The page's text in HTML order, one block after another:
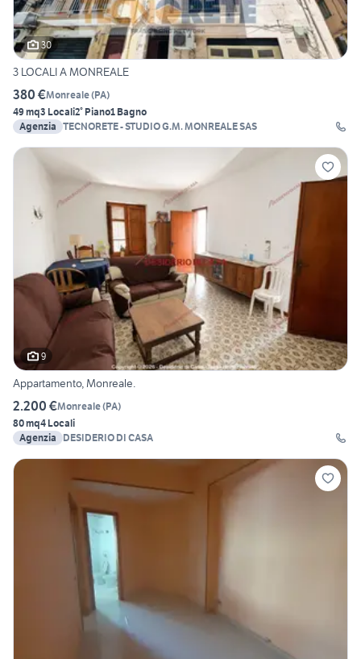
30
3 LOCALI A MONREALE
380 €Monreale(PA)
49 mq3 Locali2° Piano1 Bagno
Agenzia TECNORETE - STUDIO G.M. MONREALE SAS
9
Appartamento, Monreale.
2.200 €Monreale(PA)
80 mq4 Locali
Agenzia
DESIDERIO DI CASA